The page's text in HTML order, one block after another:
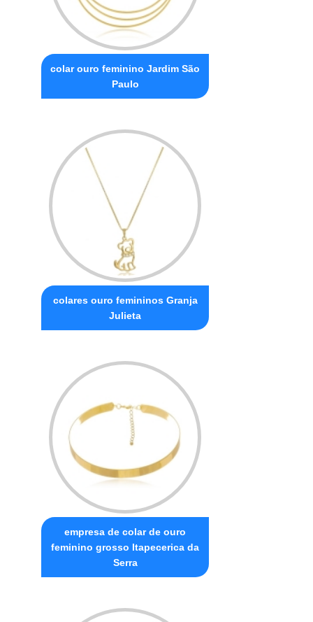
colar ouro feminino Jardim São
Paulo
colares ouro femininos Granja
Julieta
empresa de colar de ouro
feminino grosso Itapecerica da
Serra